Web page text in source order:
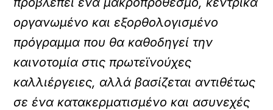
οργανωμένο και εξορθολογισμένο
πρόγραμμα που θα καθοδηγεί την
καινοτομία στις πρωτεϊνούχες
καλλιέργειες, αλλά βασίζεται αντιθέτως
σε ένα κατακερματισμένο και ασυνεχές